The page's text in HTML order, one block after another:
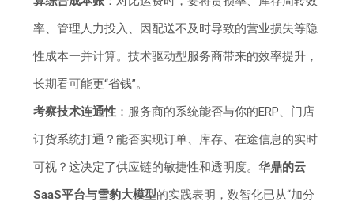
率、管理人力投入、因配送不及时导致的营业损失等隐
性成本一并计算。技术驱动型服务商带来的效率提升，
长期看可能更“省钱”。
考察技术连通性 ：服务商的系统能否与你的ERP、门店
订货系统打通？能否实现订单、库存、在途信息的实时
可视？这决定了供应链的敏捷性和透明度。华鼎的云
SaaS平台与雪豹大模型的实践表明，数智化已从“加分